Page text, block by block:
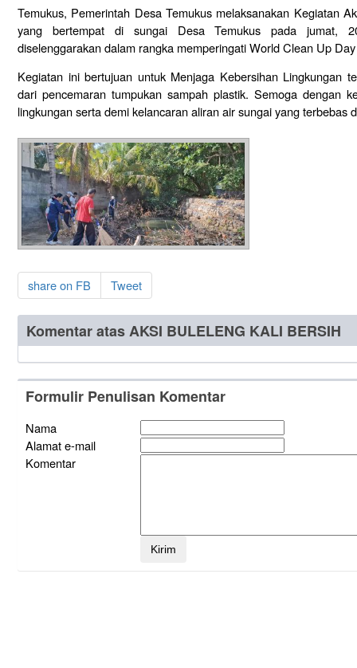
Temukus, Pemerintah Desa Temukus melaksanakan Kegiatan
yang bertempat di sungai Desa Temukus pada jumat,
diselenggarakan dalam rangka memperingati World Clean Up
Kegiatan ini bertujuan untuk Menjaga Kebersihan Lingkungan
dari pencemaran tumpukan sampah plastik. Semoga dengan
lingkungan serta demi kelancaran aliran air sungai yang terbebas
share on FB Tweet
Komentar atas AKSI BULELENG KALI BERSIH
Formulir Penulisan Komentar
Nama
Alamat e-mail
Komentar